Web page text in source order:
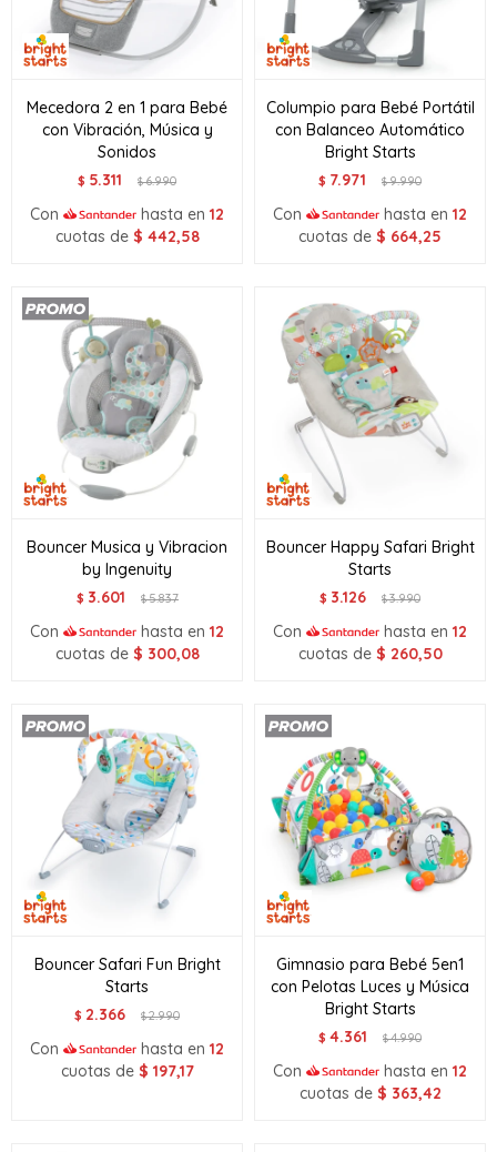
Mecedora 2 en 1 para Bebé
con Vibración, Música y
Sonidos
$ 5.311 $6.990
Con hasta en 12
cuotas de $ 442,58
Columpio para Bebé Portátil
con Balanceo Automático
Bright Starts
$ 7.971 $9.990
Con hasta en 12
cuotas de $ 664,25
Bouncer Musica y Vibracion
by Ingenuity
$ 3.601 $5.837
Con hasta en 12
cuotas de $ 300,08
Bouncer Happy Safari Bright
Starts
$ 3.126 $3.990
Con hasta en 12
cuotas de $ 260,50
Bouncer Safari Fun Bright
Starts
$ 2.366 $2.990
Con hasta en 12
cuotas de $ 197,17
Gimnasio para Bebé 5en1
con Pelotas Luces y Música
Bright Starts
$ 4.361 $4.990
Con hasta en 12
cuotas de $ 363,42